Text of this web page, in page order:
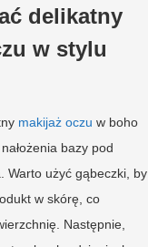
delikatny
w stylu
makijaż oczu w boho
bazy pod
Warto użyć gąbeczki, by
w skórę, co
Następnie,